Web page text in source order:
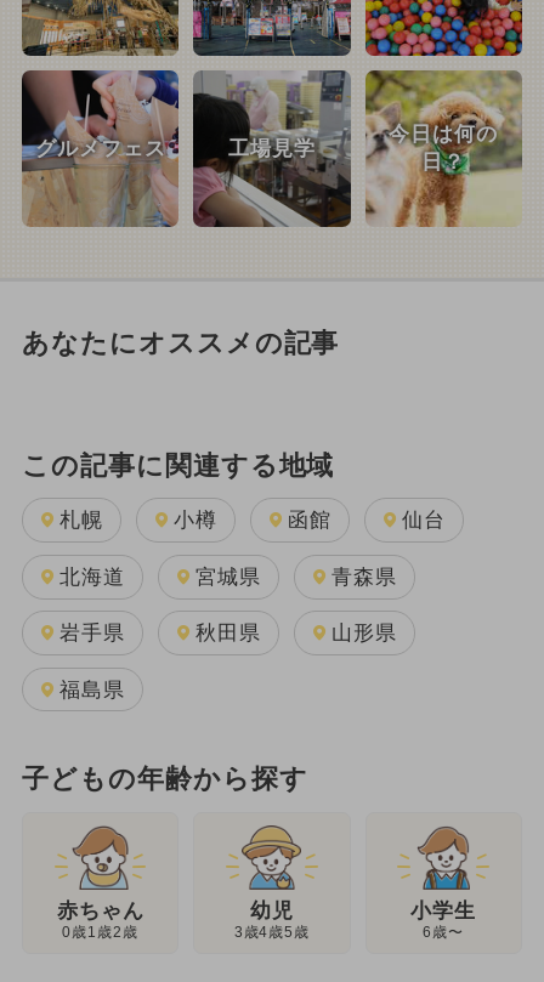
グルメフェス 工場見学
今日は何の
日？
あなたにオススメの記事
この記事に関連する地域
札幌 小樽 函館 仙台
北海道 宮城県 青森県
岩手県 秋田県 山形県
福島県
子どもの年齢から探す
赤ちゃん
0歳1歳2歳
幼児
3歳4歳5歳
小学生
6歳〜